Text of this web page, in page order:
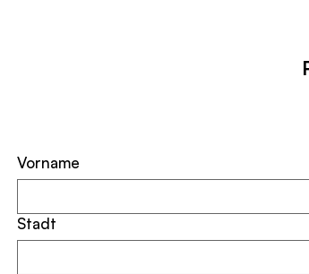
Vorname
Stadt